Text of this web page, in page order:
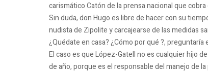
carismático Catón de la prensa nacional que
Sin duda, don Hugo es libre de hacer con su
nudista de Zipolite y carcajearse de las medidas
¿Quédate en casa?¿Cómo por qué ?, preguntaría
El caso es que López-Gatell no es cualquier hijo
de año, porque es el responsable del manejo de